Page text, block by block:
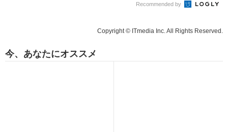
Recommended by
Copyright © ITmedia Inc. All Rights Reserved.
今、あなたにオススメ